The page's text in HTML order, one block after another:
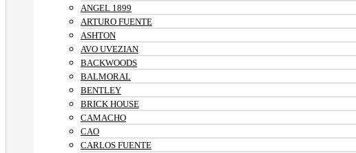
ANGEL 1899
ARTURO FUENTE
ASHTON
AVO UVEZIAN
BACKWOODS
BALMORAL
BENTLEY
BRICK HOUSE
CAMACHO
CAO
CARLOS FUENTE